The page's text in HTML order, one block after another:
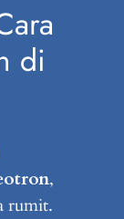
di
,
rumit.